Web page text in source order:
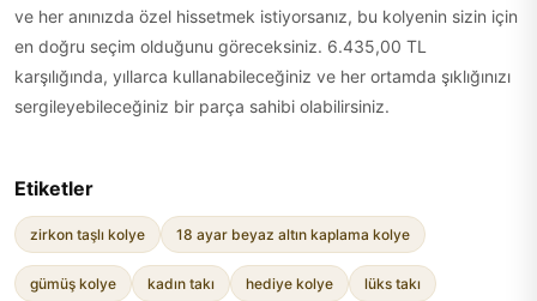
ve her anınızda özel hissetmek istiyorsanız, bu kolyenin sizin için
en doğru seçim olduğunu göreceksiniz. 6.435,00 TL
karşılığında, yıllarca kullanabileceğiniz ve her ortamda şıklığınızı
sergileyebileceğiniz bir parça sahibi olabilirsiniz.
Etiketler
zirkon taşlı kolye 18 ayar beyaz altın kaplama kolye
gümüş kolye kadın takı hediye kolye lüks takı